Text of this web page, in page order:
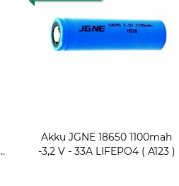
Akku JGNE 18650 1100mah
-3,2 V - 33A LIFEPO4 ( A123 )